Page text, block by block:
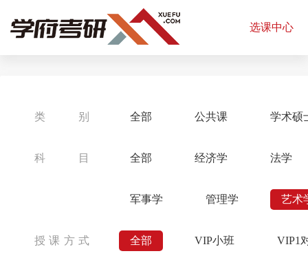
选课中心
类别 全部 公共课 学术硕
科目 全部 经济学 法学
军事学 管理学 艺术
授课方式 全部 VIP小班 VIP1